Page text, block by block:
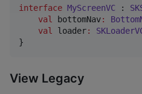
interface MyScreenVC :
val bottomNav:
val loader:
}
View Legacy